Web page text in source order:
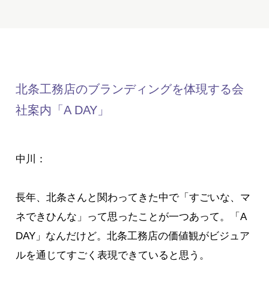
北条工務店のブランディングを体現する会
社案内「A DAY」
中川：
長年、北条さんと関わってきた中で「すごいな、マ
ネできひんな」って思ったことが一つあって。「A
DAY」なんだけど。北条工務店の価値観がビジュア
ルを通じてすごく表現できていると思う。